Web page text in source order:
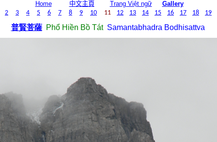
Home 中文主頁 Trang Việt ngữ
Gallery
2
3 4 5 6 7 8 9 10 11 12 13 14 15 16 17 18 19
普賢菩薩 Phổ Hiền Bồ Tát Samantabhadra Bodhisattva